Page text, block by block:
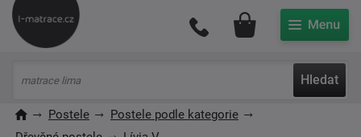
Hledat
Můj účet
Postele
Postele podle kategorie